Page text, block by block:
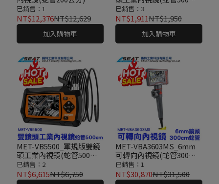
已銷售：1
NT$12,376NT$12,629
加入購物車
分)
已銷售：3
NT$1,911NT$1,950
加入購物車
MET-VB5500_軍規版雙鏡
頭工業內視鏡(蛇管500公
分)
已銷售：2
NT$6,615NT$6,750
MET-VBA3603MS_6mm
可轉向內視鏡(蛇管300公
分)
已銷售：1
NT$30,870NT$31,500